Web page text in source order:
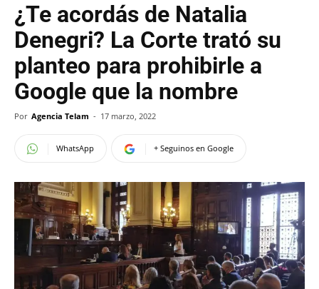
¿Te acordás de Natalia
Denegri? La Corte trató su
planteo para prohibirle a
Google que la nombre
Por Agencia Telam - 17 marzo, 2022
WhatsApp + Seguinos en Google